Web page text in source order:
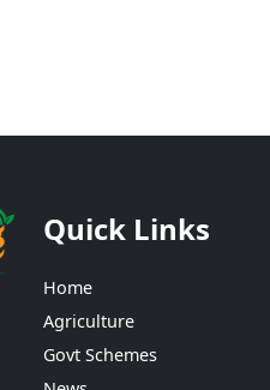
Quick Links
Home
Agriculture
Govt Schemes